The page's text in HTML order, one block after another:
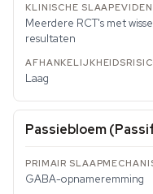
Meerdere RCT's met
resultaten
Laag
Passiebloem
GABA-opnameremming